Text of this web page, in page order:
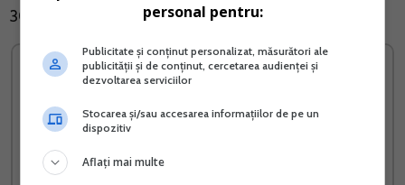
30 de lei, adica de la 490 de lei la 520 de lei.
personal pentru:
Publicitate și conținut personalizat, măsurători ale
publicității și de conținut, cercetarea audienței și
dezvoltarea serviciilor
Stocarea și/sau accesarea informațiilor de pe un
dispozitiv
Aflați mai multe